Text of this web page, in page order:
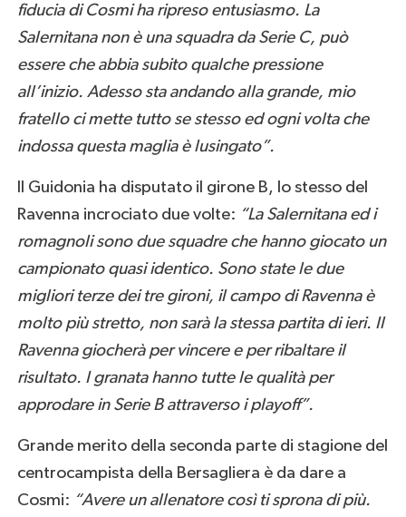
fiducia di Cosmi ha ripreso entusiasmo. La
Salernitana non è una squadra da Serie C, può
essere che abbia subito qualche pressione
all’inizio. Adesso sta andando alla grande, mio
fratello ci mette tutto se stesso ed ogni volta che
indossa questa maglia è lusingato”.
Il Guidonia ha disputato il girone B, lo stesso del
Ravenna incrociato due volte: “La Salernitana ed i
romagnoli sono due squadre che hanno giocato un
campionato quasi identico. Sono state le due
migliori terze dei tre gironi, il campo di Ravenna è
molto più stretto, non sarà la stessa partita di ieri. Il
Ravenna giocherà per vincere e per ribaltare il
risultato. I granata hanno tutte le qualità per
approdare in Serie B attraverso i playoff”.
Grande merito della seconda parte di stagione del
centrocampista della Bersagliera è da dare a
Cosmi: “Avere un allenatore così ti sprona di più.